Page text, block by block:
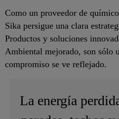
Como un proveedor de
Sika persigue una clara
Productos y soluciones
Ambiental mejorado, son sólo
compromiso se ve reflejado.
La energía